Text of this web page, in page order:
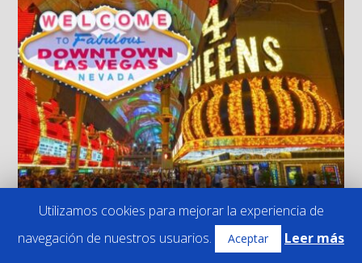
LOS 10 MEJORES CASINOS DE LAS VEGAS
Utilizamos cookies para mejorar la experiencia de
navegación de nuestros usuarios.
Aceptar Leer más